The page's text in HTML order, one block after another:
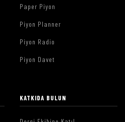
Paper Piyon
Piyon Planner
Piyon Radio
Piyon Davet
KATKIDA BULUN